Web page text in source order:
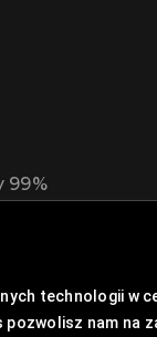
technologii w
nam na
99%